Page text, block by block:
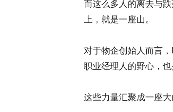
而这么多人的离去与
上，就是一座山。
对于物企创始人而言
职业经理人的野心，
这些力量汇聚成一座